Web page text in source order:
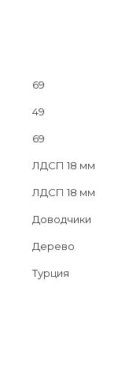
69
49
69
ЛДСП 18 мм
ЛДСП 18 мм
Доводчики
Дерево
Турция